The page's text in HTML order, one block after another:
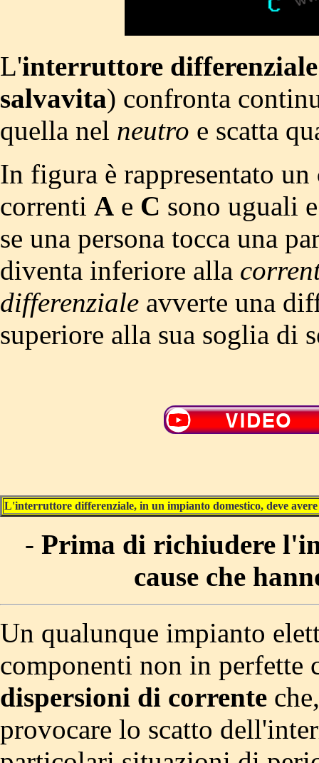
L'interruttore differenziale
salvavita) confronta
quella nel neutro e scatta
In figura è rappresentato un
correnti A e C sono uguali
se una persona tocca una
diventa inferiore alla
differenziale avverte una
superiore alla sua soglia di
L'interruttore differenziale, in un impianto domestico, deve
-Prima di richiudere
cause che
Un qualunque impianto
componenti non in perfette
dispersioni di corrente
provocare lo scatto